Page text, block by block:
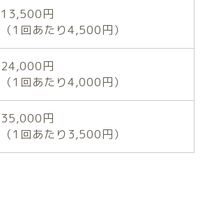
13,500円
（1回あたり4,500円）
24,000円
（1回あたり4,000円）
35,000円
（1回あたり3,500円）